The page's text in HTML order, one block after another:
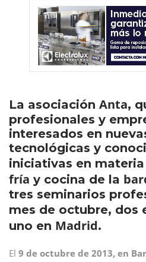
La asociación Anta,
profesionales y
interesados en
tecnológicas y
iniciativas en
fría y cocina de la
tres seminarios
mes de octubre, dos
uno en Madrid.
El 9 de octubre de 2013, en